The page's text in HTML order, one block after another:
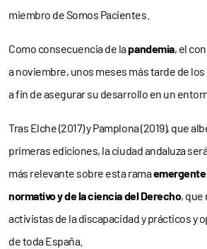
miembro de Somos Pacientes.
Como consecuencia de lapandemia, el
a noviembre, unos meses más tarde de
a fin de asegurar su desarrollo en un
Tras Elche (2017) y Pamplona (2019), que
primeras ediciones, la ciudad andaluza
más relevante sobre esta rama
normativo y de la ciencia del Derecho, que
activistas de la discapacidad y prácticos y
de toda España.